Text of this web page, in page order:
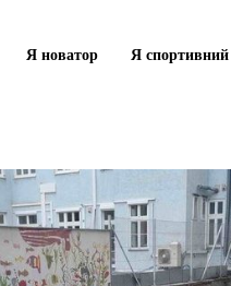
Я новатор Я спортивний